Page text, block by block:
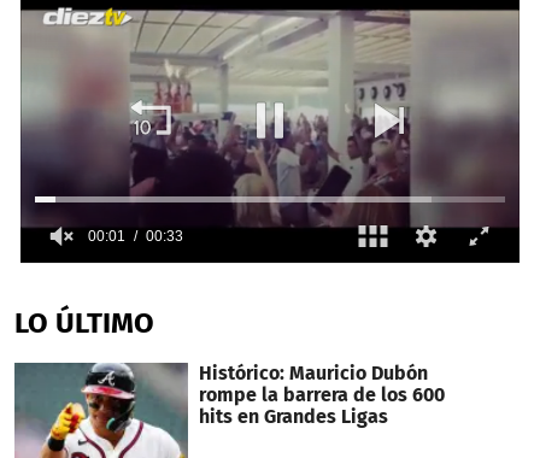
of
33
00:02 00:33
LO ÚLTIMO
Histórico: Mauricio Dubón
rompe la barrera de los 600
hits en Grandes Ligas